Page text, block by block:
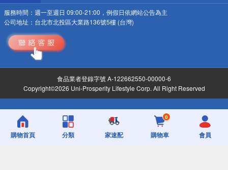
服務時間： 週一至週日 09:00-21:00，例假日依網站公告為主
公司地址： 台北市北投區大業路136號5樓 (台灣)
食品業者登錄字號 A-122662550-00000-6
Copyright©2026 Uni-Prosperity Lifestyle Corp. All Right Reserved
購物首頁 分類 家速配
0
購物車 會員